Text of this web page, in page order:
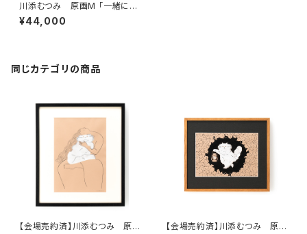
川添むつみ 原画M 「一緒に眠
る」 額装込み、直筆サイン入り
¥44,000
同じカテゴリの商品
【会場売約済】川添むつみ 原画
【会場売約済】川添むつみ 原画